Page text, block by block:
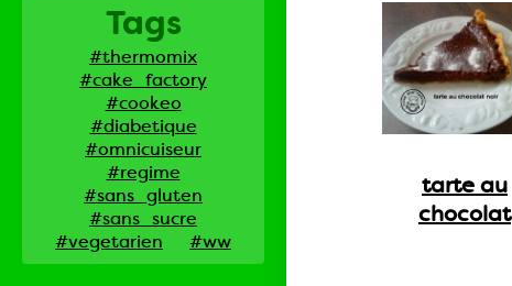
Tags
#thermomix
#cake_factory
#cookeo
#diabetique
#omnicuiseur
#regime
#sans_gluten
#sans_sucre
#vegetarien
#ww
tarte au
chocolat